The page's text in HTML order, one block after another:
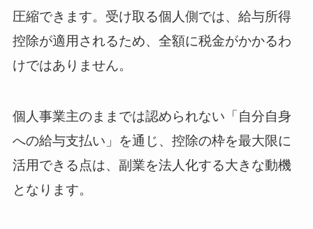
圧縮できます。受け取る個人側では、給与所得
控除が適用されるため、全額に税金がかかるわ
けではありません。
個人事業主のままでは認められない「自分自身
への給与支払い」を通じ、控除の枠を最大限に
活用できる点は、副業を法人化する大きな動機
となります。